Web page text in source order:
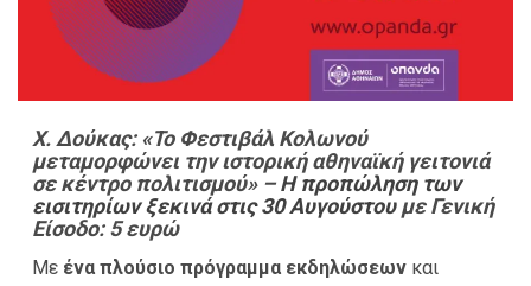
Χ. Δούκας: «Το Φεστιβάλ Κολωνού
μεταμορφώνει την ιστορική αθηναϊκή γειτονιά
σε κέντρο πολιτισμού» –Η προπώληση των
εισιτηρίων ξεκινά στις 30 Αυγούστουμε Γενική
Είσοδο: 5 ευρώ
Με ένα πλούσιο πρόγραμμα εκδηλώσεων και